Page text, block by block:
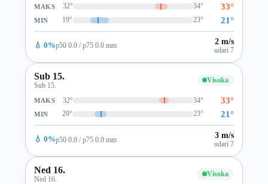
MAKS 32° 34° 33°
MIN 19° 23° 21°
💧 0%p50 0.0 / p75 0.0 mm 2 m/s
udari 7
Sub 15.
Sub 15.
Visoka
MAKS 32° 34° 33°
MIN 20° 23° 21°
💧 0%p50 0.0 / p75 0.0 mm 3 m/s
udari 7
Ned 16.
Ned 16.
Visoka